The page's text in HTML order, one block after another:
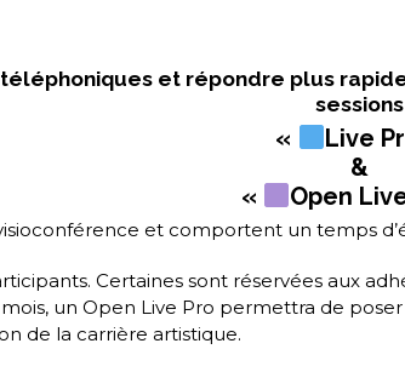
et répondre plus
sessions
«
Live
&
«
Open
et comportent un temps
Certaines sont réservées aux
mois, un Open Live Pro permettra de
de la carrière artistique.